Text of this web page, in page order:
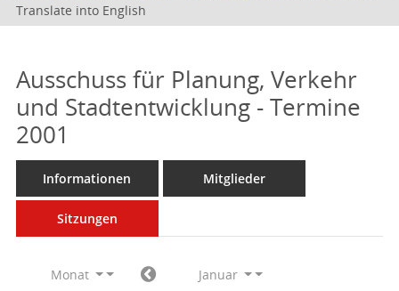
Translate into English
Ausschuss für Planung, Verkehr
und Stadtentwicklung - Termine
2001
Informationen Mitglieder
Sitzungen
Monat
Januar